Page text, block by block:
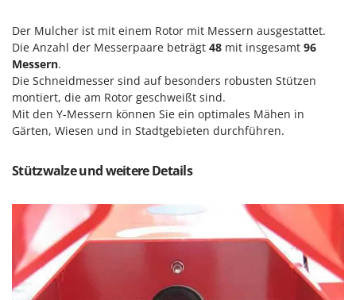
Rührtöpfe mit Elektrischem Rührwerk
Rupfmaschinen
S
Sämaschinen und Düngerstreuer
Schneefräsen
Schrotmühlen - elektrisch
Schwader für Traktoren
Schweißgeräte
Seilwinden - Motorseilwinden
GreenBay
Greenworks
GRIFO
GVS
GYS
H
Hailo
Helvi
Henx
HiKOKI
Honda
Der Mulcher ist mit einem Rotor mit Messern ausgestattet.
Die Anzahl der Messerpaare beträgt 48 mit insgesamt 96
Messern.
Die Schneidmesser sind auf besonders robusten Stützen
montiert, die am Rotor geschweißt sind.
Mit den Y-Messern können Sie ein optimales Mähen in
Gärten, Wiesen und in Stadtgebieten durchführen.
Stützwalze und weitere Details